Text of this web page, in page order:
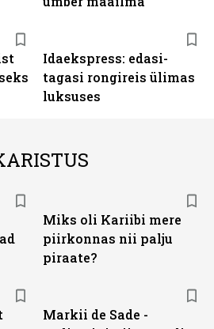
Idaekspress: edasi-
tagasi rongireis ülimas
luksuses
Miks oli Kariibi mere
piirkonnas nii palju
piraate?
Markii de Sade -